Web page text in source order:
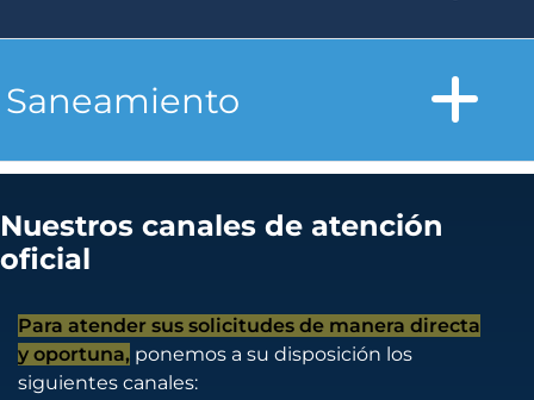
Saneamiento
Nuestros canales de atención
oficial
Para atender sus solicitudes de manera directa
y oportuna, ponemos a su disposición los
siguientes canales: